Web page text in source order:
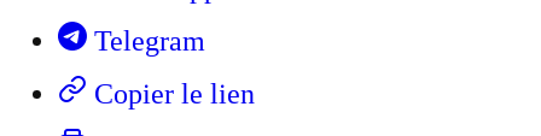
Telegram
Copier le lien